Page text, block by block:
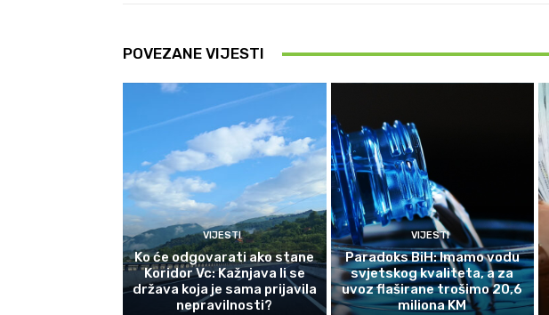
POVEZANE VIJESTI
VIJESTI
Ko će odgovarati ako stane
Koridor Vc: Kažnjava li se
država koja je sama prijavila
nepravilnosti?
VIJESTI
Paradoks BiH: Imamo vodu
svjetskog kvaliteta, a za
uvoz flaširane trošimo 20,6
miliona KM